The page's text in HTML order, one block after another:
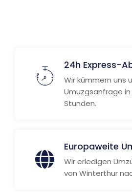
24h Express-
Wir kümmern uns
Umuzgsanfrage
Stunden.
Europaweite
Wir erledigen
von Winterthur